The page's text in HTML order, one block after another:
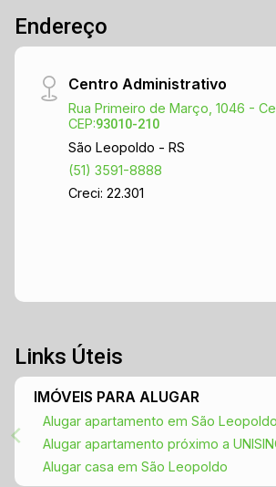
Endereço
Centro Administrativo
Rua Primeiro de Março, 1046 -
CEP:93010-210
São Leopoldo - RS
(51) 3591-8888
Creci: 22.301
Links Úteis
IMÓVEIS PARA ALUGAR
Alugar apartamento em São Leopoldo
Alugar apartamento próximo a
Alugar casa em São Leopoldo